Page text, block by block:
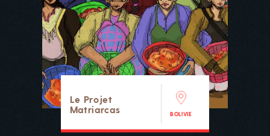
Le Projet
Matriarcas
BOLIVIE